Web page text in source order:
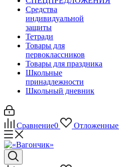
Средства
индивидуальной
защиты
Тетради
Товары для
первоклассников
Товары для праздника
Школьные
принадлежности
Школьный дневник
Сравнение0 Отложенные